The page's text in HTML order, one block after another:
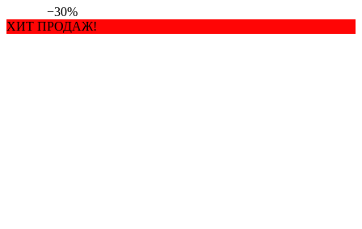
−30%
ХИТ ПРОДАЖ!